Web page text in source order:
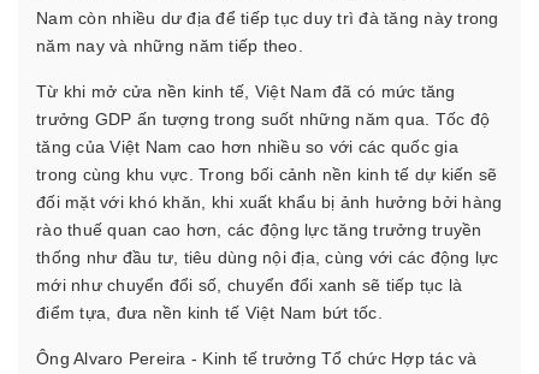
Nam còn nhiều dư địa để tiếp tục duy trì đà tăng này trong
năm nay và những năm tiếp theo.
Từ khi mở cửa nền kinh tế, Việt Nam đã có mức tăng
trưởng GDP ấn tượng trong suốt những năm qua. Tốc độ
tăng của Việt Nam cao hơn nhiều so với các quốc gia
trong cùng khu vực. Trong bối cảnh nền kinh tế dự kiến sẽ
đối mặt với khó khăn, khi xuất khẩu bị ảnh hưởng bởi hàng
rào thuế quan cao hơn, các động lực tăng trưởng truyền
thống như đầu tư, tiêu dùng nội địa, cùng với các động lực
mới như chuyển đổi số, chuyển đổi xanh sẽ tiếp tục là
điểm tựa, đưa nền kinh tế Việt Nam bứt tốc.
Ông Alvaro Pereira - Kinh tế trưởng Tổ chức Hợp tác và